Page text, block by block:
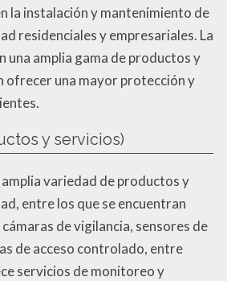
la instalación y mantenimiento de
residenciales y empresariales. La
una amplia gama de productos y
ofrecer una mayor protección y
y servicios)
variedad de productos y
entre los que se encuentran
de vigilancia, sensores de
de acceso controlado, entre
servicios de monitoreo y